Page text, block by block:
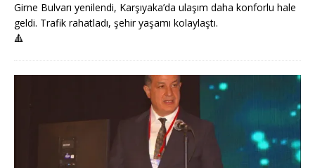
Girne Bulvarı yenilendi, Karşıyaka’da ulaşım daha konforlu hale
geldi. Trafik rahatladı, şehir yaşamı kolaylaştı.
🔺